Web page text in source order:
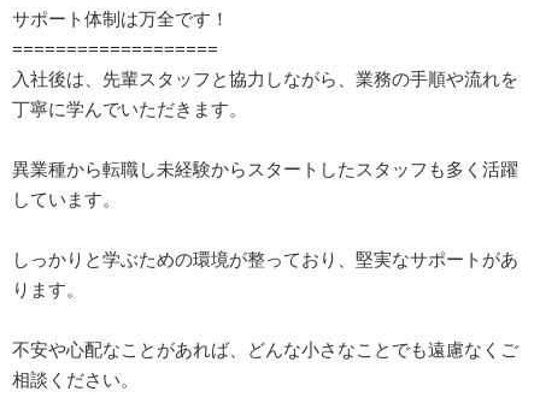
サポート体制は万全です！
===================
入社後は、先輩スタッフと協力しながら、業務の手順や流れを
丁寧に学んでいただきます。
異業種から転職し未経験からスタートしたスタッフも多く活躍
しています。
しっかりと学ぶための環境が整っており、堅実なサポートがあ
ります。
不安や心配なことがあれば、どんな小さなことでも遠慮なくご
相談ください。